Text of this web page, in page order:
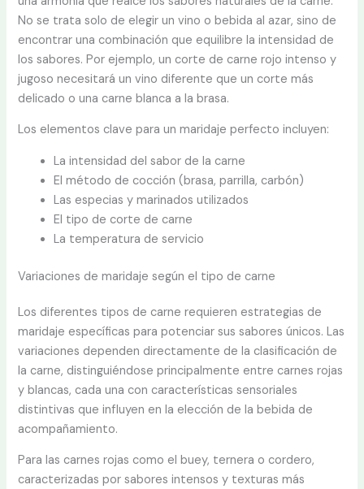
No se trata solo de elegir un vino o bebida al azar, sino de
encontrar una combinación que equilibre la intensidad de
los sabores. Por ejemplo, un corte de carne rojo intenso y
jugoso necesitará un vino diferente que un corte más
delicado o una carne blanca a la brasa.
Los elementos clave para un maridaje perfecto incluyen:
La intensidad del sabor de la carne
El método de cocción (brasa, parrilla, carbón)
Las especias y marinados utilizados
El tipo de corte de carne
La temperatura de servicio
Variaciones de maridaje según el tipo de carne
Los diferentes tipos de carne requieren estrategias de
maridaje específicas para potenciar sus sabores únicos. Las
variaciones dependen directamente de la clasificación de
la carne, distinguiéndose principalmente entre carnes rojas
y blancas, cada una con características sensoriales
distintivas que influyen en la elección de la bebida de
acompañamiento.
Para las carnes rojas como el buey, ternera o cordero,
caracterizadas por sabores intensos y texturas más